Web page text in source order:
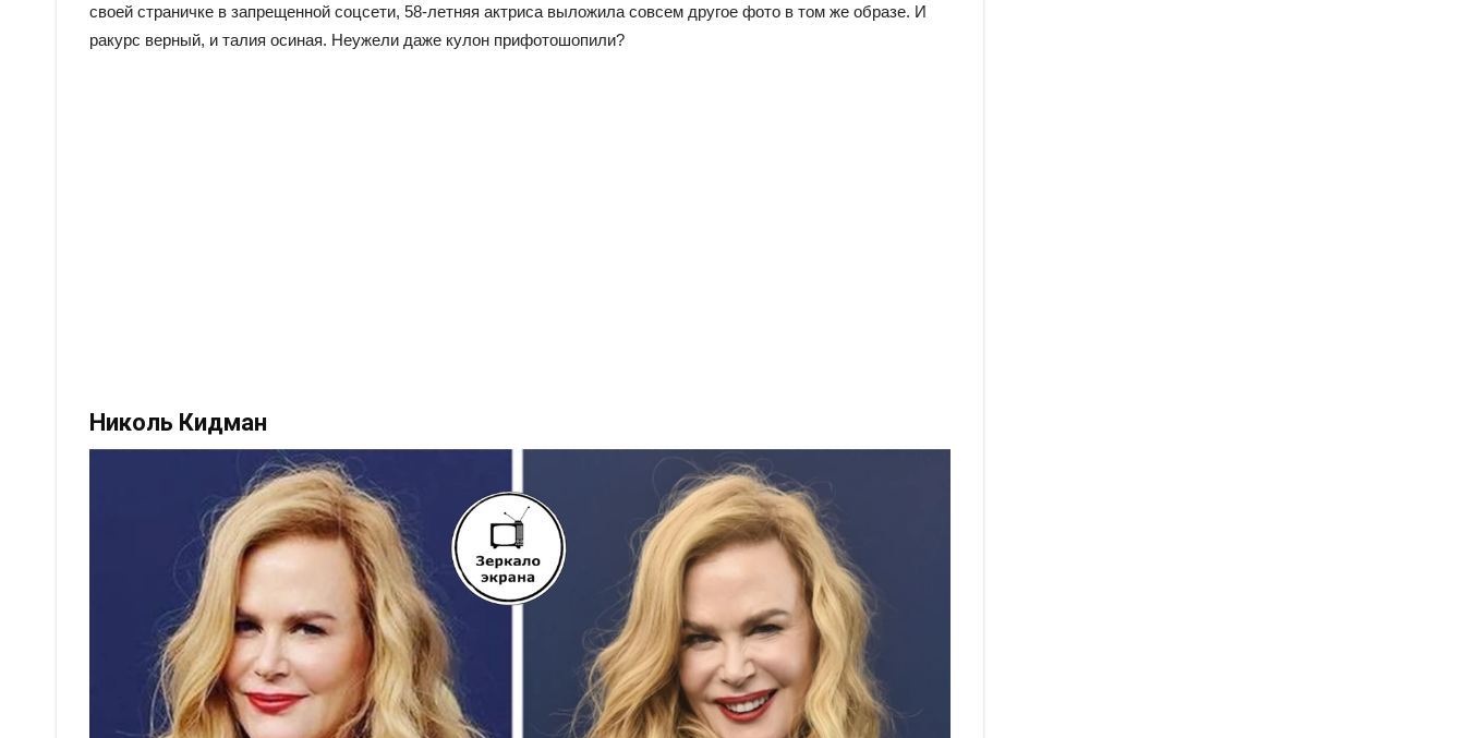
своей страничке в запрещенной соцсети, 58-летняя актриса выложила совсем другое фото в том же образе. И
ракурс верный, и талия осиная. Неужели даже кулон прифотошопили?
Николь Кидман